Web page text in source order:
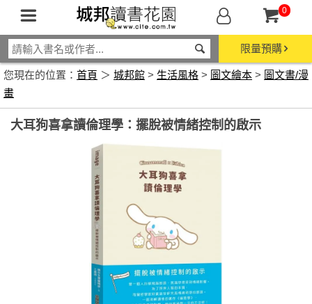
0
限量預購
您現在的位置： 首頁 ＞ 城邦館 > 生活風格 > 圖文繪本 > 圖文書/漫
畫
大耳狗喜拿讀倫理學：擺脫被情緒控制的啟示